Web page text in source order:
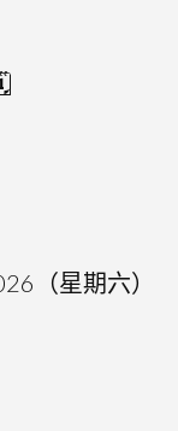
（星期六）